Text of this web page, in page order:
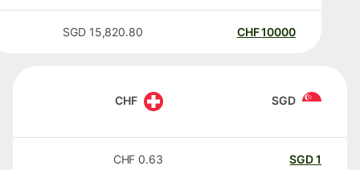
10000
CHF
15,820.80
SGD
SGD
CHF
SGD
0.63
CHF